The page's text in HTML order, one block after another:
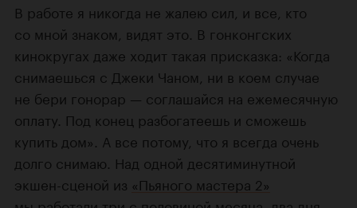
В работе я никогда не жалею сил, и все, кто
со мной знаком, видят это. В гонконгских
кинокругах даже ходит такая присказка: «Когда
снимаешься с Джеки Чаном, ни в коем случае
не бери гонорар — соглашайся на ежемесячную
оплату. Под конец разбогатеешь и сможешь
купить дом». А все потому, что я всегда очень
долго снимаю. Над одной десятиминутной
экшен-сценой из «Пьяного мастера 2»